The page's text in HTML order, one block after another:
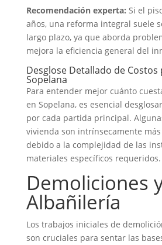
Recomendación experta: Si el
años, una reforma integral suele
largo plazo, ya que aborda
mejora la eficiencia general del
Desglose Detallado de
Sopelana
Para entender mejor cuánto
en Sopelana, es esencial
por cada partida principal.
vivienda son intrínsecamente
debido a la complejidad de las
materiales específicos requeridos.
Demoliciones
Albañilería
Los trabajos iniciales de
son cruciales para sentar las